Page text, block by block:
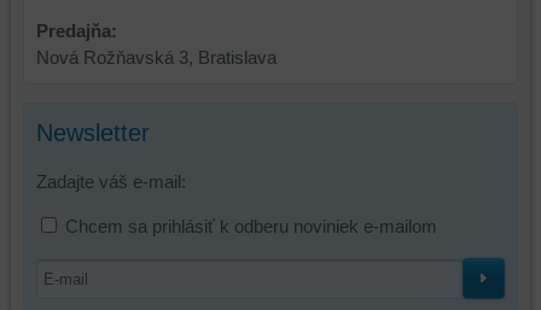
Predajňa:
Nová Rožňavská 3, Bratislava
Newsletter
Zadajte váš e-mail:
Chcem sa prihlásiť k odberu noviniek e-mailom